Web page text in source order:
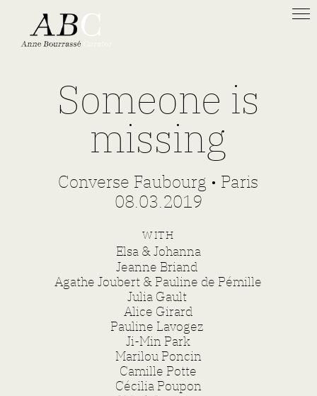
Someone is
missing
Converse Faubourg • Paris
08.03.2019
WITH
Elsa & Johanna
Jeanne Briand
Agathe Joubert & Pauline de Pémille
Julia Gault
Alice Girard
Pauline Lavogez
Ji-Min Park
Marilou Poncin
Camille Potte
Cécilia Poupon